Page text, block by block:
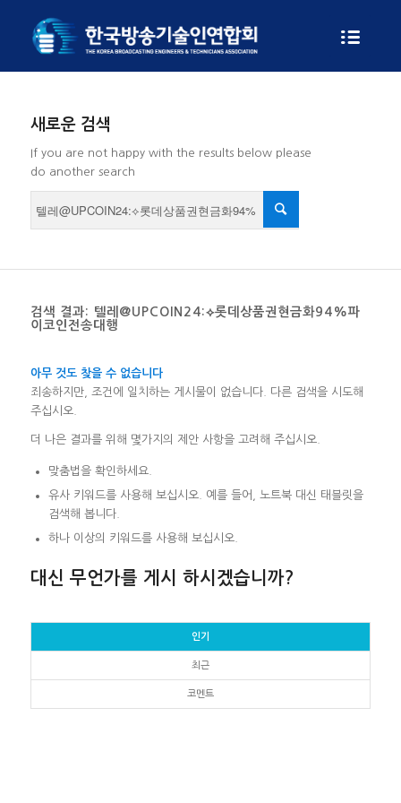
새로운 검색
If you are not happy with the results below please
do another search
검색 결과: 텔레@UPCOIN24:⟡롯데상품권현금화94%파
이코인전송대행
아무 것도 찾을 수 없습니다
죄송하지만, 조건에 일치하는 게시물이 없습니다. 다른 검색을 시도해
주십시오.
더 나은 결과를 위해 몇가지의 제안 사항을 고려해 주십시오.
맞춤법을 확인하세요.
유사 키워드를 사용해 보십시오. 예를 들어, 노트북 대신 태블릿을
검색해 봅니다.
하나 이상의 키워드를 사용해 보십시오.
대신 무언가를 게시 하시겠습니까?
인기
최근
코멘트